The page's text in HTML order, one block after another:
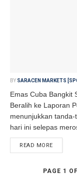
BY SARACEN MARKETS
Emas Cuba Bangkit
Beralih ke Laporan
menunjukkan
hari ini selepas
READ MORE
PAGE 1